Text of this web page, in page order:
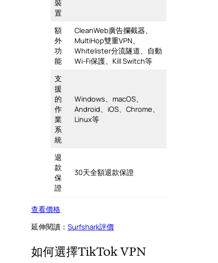
裝
置
額
外
功
能
CleanWeb廣告攔截器、
MultiHop雙重VPN、
Whitelister分流隧道、自動
Wi-Fi保護、Kill Switch等
支
援
的
作
業
系
統
Windows、macOS、
Android、iOS、Chrome、
Linux等
退
款
保
證
30天全額退款保證
查看價格
延伸閱讀：Surfshark評價
如何選擇TikTok VPN